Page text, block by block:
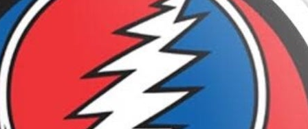
音楽 舞台・パフォーマンス
ゲーム・サービス開発 フード・飲食店
書籍・雑誌出版
ソーシャルグッド ビューティー・ヘルスケア